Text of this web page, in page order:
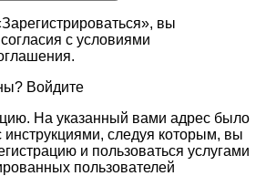
вы
с условиями
.
Войдите
На указанный вами адрес было
инструкциями, следуя которым, вы
и пользоваться услугами
пользователей